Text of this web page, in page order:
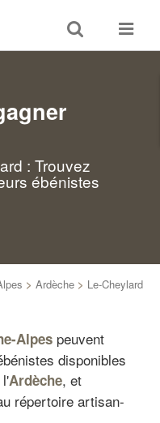
Toggle
search
Toggle
: Trouvez
ébénistes
> Ardèche > Le-Cheylard
Alpes peuvent
disponibles
Ardèche, et
répertoire artisan-